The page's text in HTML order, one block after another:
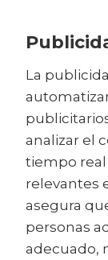
La
analizar el
tiempo real
relevantes
asegura
personas
adecuado,